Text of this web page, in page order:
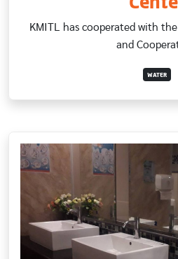
KMITL has cooperated with
and
WATER